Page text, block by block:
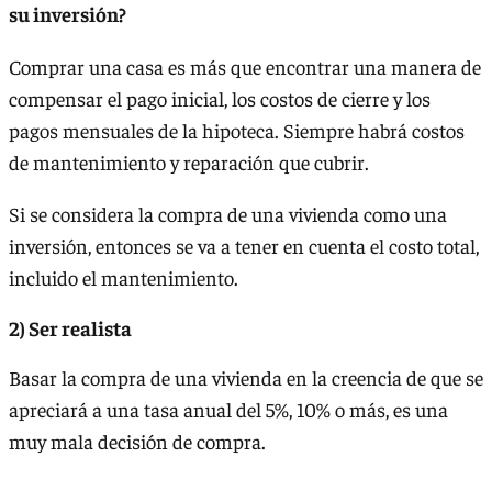
su inversión?
Comprar una casa es más que encontrar una manera de
compensar el pago inicial, los costos de cierre y los
pagos mensuales de la hipoteca. Siempre habrá costos
de mantenimiento y reparación que cubrir.
Si se considera la compra de una vivienda como una
inversión, entonces se va a tener en cuenta el costo total,
incluido el mantenimiento.
2) Ser realista
Basar la compra de una vivienda en la creencia de que se
apreciará a una tasa anual del 5%, 10% o más, es una
muy mala decisión de compra.